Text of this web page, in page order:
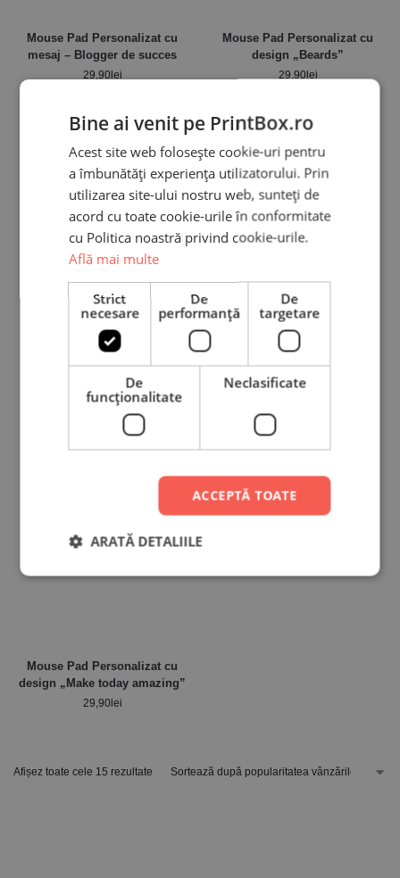
Mouse Pad Personalizat cu
mesaj – Blogger de succes
29,90lei
Mouse Pad Personalizat cu
design „Beards”
29,90lei
Mouse Pad Personalizat cu
design „Work Hard”
29,90 lei
Mouse Pad Personalizat cu 2
poze și text – fundal roșu
29,90lei
Mouse Pad Personalizat cu
design „Make today amazing”
29,90 lei
Afișez toate cele 15 rezultate
Bine ai venit pe PrintBox.ro
Acest site web folosește cookie-uri pentru
a îmbunătăți experiența utilizatorului. Prin
utilizarea site-ului nostru web, sunteți de
acord cu toate cookie-urile în conformitate
cu Politica noastră privind cookie-urile.
Află mai multe
Strict
necesare
De
performanță
De
targetare
De
funcţionalitate
Neclasificate
ACCEPTĂ TOATE
ARATĂ DETALIILE